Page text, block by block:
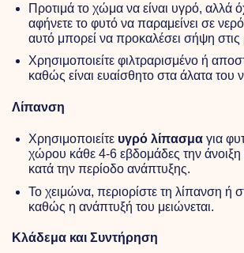
Προτιμά το χώμα να είναι υγρό, αλλά
αφήνετε το φυτό να παραμείνει σε
αυτό μπορεί να προκαλέσει σήψη στις
Χρησιμοποιείτε φιλτραρισμένο ή
καθώς είναι ευαίσθητο στα άλατα του
Λίπανση
Χρησιμοποιείτε υγρό λίπασμαγια
χώρου κάθε 4-6 εβδομάδες την άνοιξη
κατά την περίοδο ανάπτυξης.
Το χειμώνα, περιορίστε τη λίπανση ή
καθώς η ανάπτυξή του μειώνεται.
Κλάδεμα και Συντήρηση